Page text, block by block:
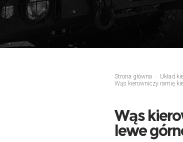
Strona główna Układ
Wąs kierowniczy ramię
Wąs
lewe